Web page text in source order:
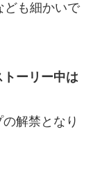
ども細かいで
トーリー中は
解禁となり